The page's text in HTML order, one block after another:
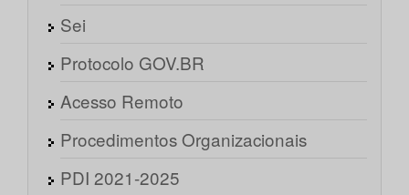
Sei
Protocolo GOV.BR
Acesso Remoto
Procedimentos Organizacionais
PDI 2021-2025